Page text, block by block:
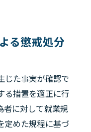
る懲戒処分
じた事実が確認で
る措置を適正に行
者に対して就業規
定めた規程に基づ